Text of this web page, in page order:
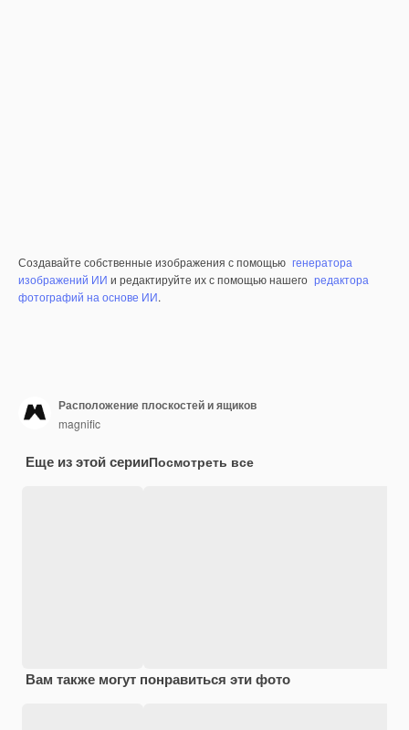
Создавайте собственные изображения с помощью генератора
изображений ИИ и редактируйте их с помощью нашего редактора
фотографий на основе ИИ.
Расположение плоскостей и ящиков
magnific
Еще из этой серииПосмотреть все
Вам также могут понравиться эти фото